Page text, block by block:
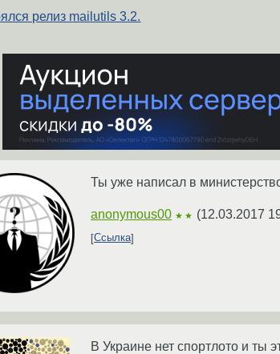
релиз mailutils 3.2.
Ты уже написал в
anonymous00 ★★ (12.03.2017
Ссылка
В Украине нет спортлото и ты